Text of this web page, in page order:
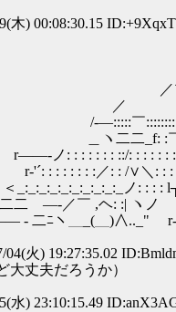
木) 00:08:30.15
＿＿
￣￣￣ :ヽ
: : : : : : : : : :
:／: : /∨＼: :
ノ: : : : l┬┬∧:
ヘ: :| ヽノ ヽ
＿)∧.._" r-―,"
04(火) 19:27:35.02
大丈夫だろうか）
水) 23:10:15.49